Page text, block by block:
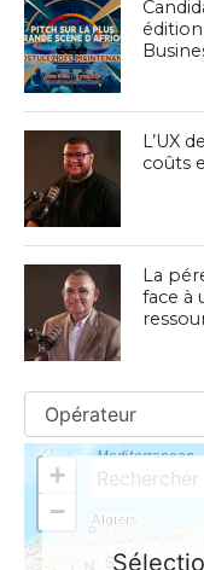
L’UX
coûts
La
face à